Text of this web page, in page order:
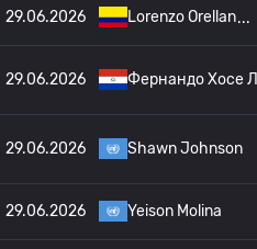
29.06.2026 Lorenzo Orellan
29.06.2026 Фернандо Хосе Л
29.06.2026 Shawn Johnson
29.06.2026 Yeison Molina